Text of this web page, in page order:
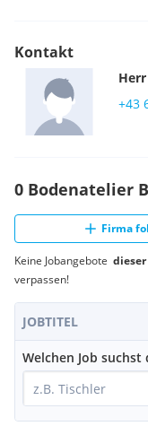
Kontakt
Herr
+43
0 Bodenatelier
Firma
Keine Jobangebote
verpassen!
JOBTITEL
Welchen Job suchst